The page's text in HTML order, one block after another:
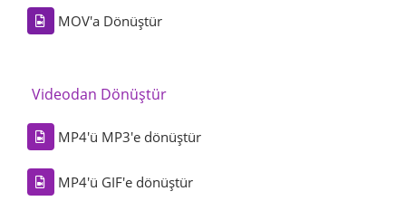
MOV'a Dönüştür
Videodan Dönüştür
MP4'ü MP3'e dönüştür
MP4'ü GIF'e dönüştür